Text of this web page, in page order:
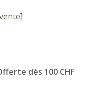
]
dès 100 CHF